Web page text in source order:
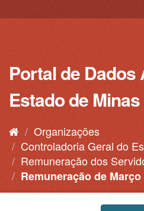
para
Portal de
Estado de
Organizações
Controladoria Geral do
Remuneração dos
Remuneração de Março